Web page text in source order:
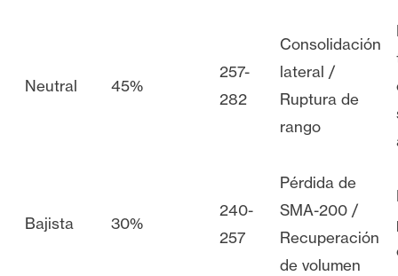
Neutral 45%
257-
282
Consolidación
lateral /
Ruptura de
rango
Bajista 30%
240-
257
Pérdida de
SMA-200 /
Recuperación
de volumen